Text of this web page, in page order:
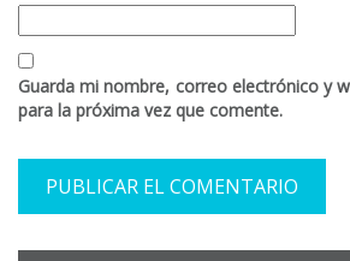
Guarda mi nombre, correo electrónico y
para la próxima vez que comente.